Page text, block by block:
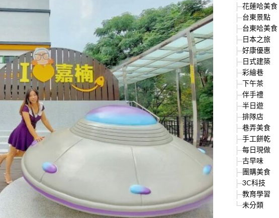
花蓮哈美食
台東景點
台東哈美食
日本之旅
好康優惠
日式建築
彩繪巷
下午茶
伴手禮
半日遊
排隊店
巷弄美食
手工餅乾
每日現做
古早味
團購美食
3C科技
教育學習
未分類